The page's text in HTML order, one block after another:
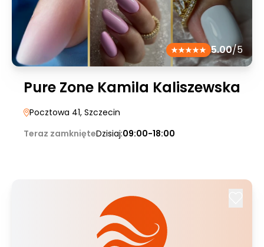
5.00/5
Pure Zone Kamila Kaliszewska
Pocztowa 41, Szczecin
Teraz zamknięteDzisiaj:09:00-18:00